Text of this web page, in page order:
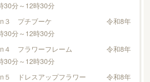
30分～12時30分
３ プチブーケ 令和8年
30分～12時30分
４ フラワーフレーム 令和8年
30分～12時30分
５ ドレスアップフラワー 令和8年